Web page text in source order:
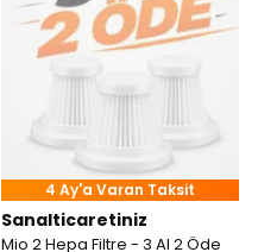
4 Ay'a Varan Taksit
Sanalticaretiniz
Mio 2 Hepa Filtre - 3 Al 2 Öde